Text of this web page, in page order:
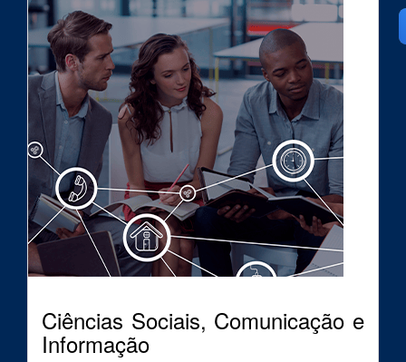
Ciências Sociais, Comunicação e
Informação